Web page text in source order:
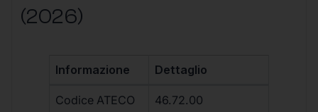
(2026)
Informazione Dettaglio
Codice ATECO 46.72.00